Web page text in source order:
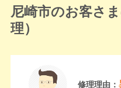
尼崎市のお客さ
理）
修理理由：